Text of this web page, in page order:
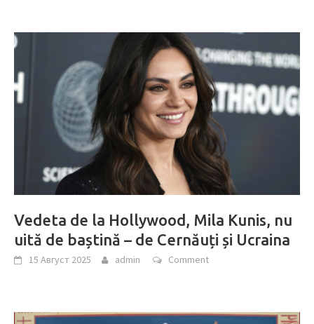
Vedeta de la Hollywood, Mila Kunis, nu
uită de baștină – de Cernăuți și Ucraina
15 Август 2025 admin Comment